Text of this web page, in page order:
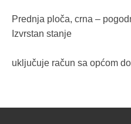
Prednja ploča, crna –
Izvrstan stanje
uključuje račun sa općom